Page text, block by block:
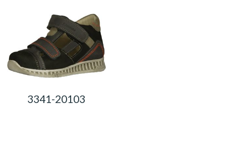
3341-20103